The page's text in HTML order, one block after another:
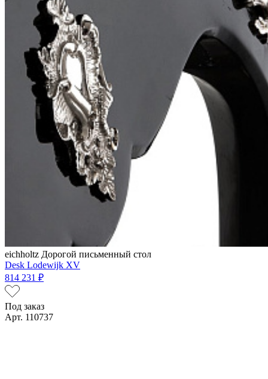
eichholtz Дорогой письменный стол
Desk Lodewijk XV
814 231 ₽
Под заказ
Арт. 110737